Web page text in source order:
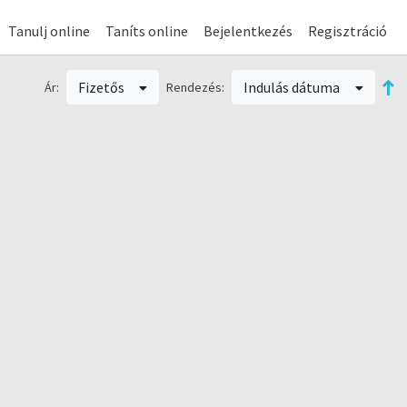
Tanulj online Taníts online Bejelentkezés Regisztráció
Ár: Fizetős Rendezés: Indulás dátuma